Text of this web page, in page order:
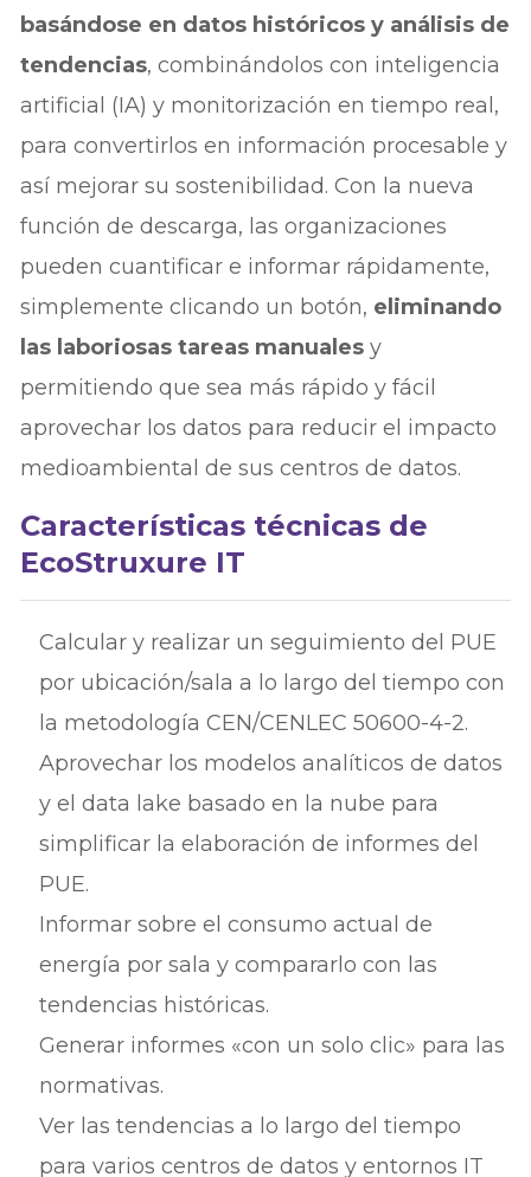
basándose en datos históricos y análisis de
tendencias, combinándolos con inteligencia
artificial (IA) y monitorización en tiempo real,
para convertirlos en información procesable y
así mejorar su sostenibilidad. Con la nueva
función de descarga, las organizaciones
pueden cuantificar e informar rápidamente,
simplemente clicando un botón, eliminando
las laboriosas tareas manualesy
permitiendo que sea más rápido y fácil
aprovechar los datos para reducir el impacto
medioambiental de sus centros de datos.
Características técnicas de
EcoStruxure IT
Calcular y realizar un seguimiento del PUE
por ubicación/sala a lo largo del tiempo con
la metodología CEN/CENLEC 50600-4-2.
Aprovechar los modelos analíticos de datos
y el data lake basado en la nube para
simplificar la elaboración de informes del
PUE.
Informar sobre el consumo actual de
energía por sala y compararlo con las
tendencias históricas.
Generar informes «con un solo clic» para las
normativas.
Ver las tendencias a lo largo del tiempo
para varios centros de datos y entornos IT